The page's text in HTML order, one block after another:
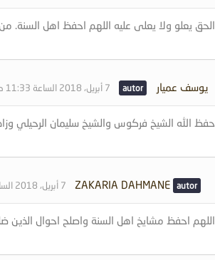
الحق يعلو ولا يعلى عليه اللهم احفظ اهل السنة.
يوسف عميار 7 أبريل، 2018 الساعة 11:33 صباحًا
حفظ الله الشيخ فركوس والشيخ سليمان الرحيلي
ZAKARIA DAHMANE 7 أبريل، 2018 الساعة 11:34 صباحًا
اللهم احفظ مشايخ اهل السنة واصلح احوال الذين